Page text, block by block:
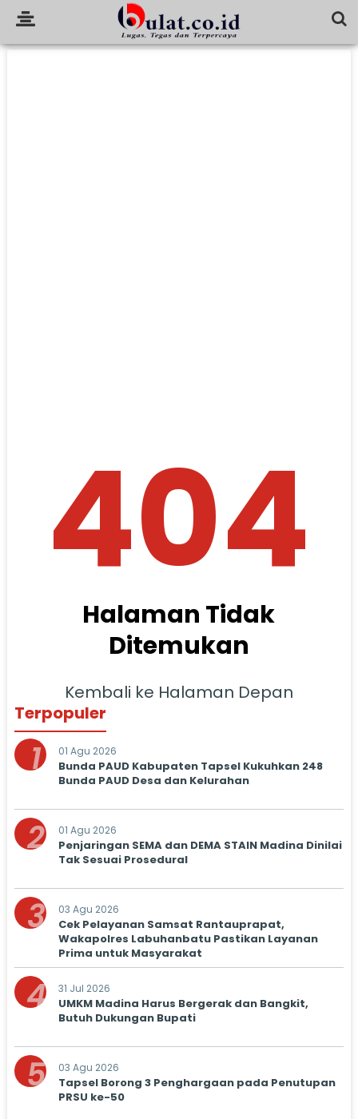
404
Halaman Tidak
Ditemukan
Kembali ke Halaman Depan
Terpopuler
1 01 Agu 2026
Bunda PAUD Kabupaten Tapsel Kukuhkan 248
Bunda PAUD Desa dan Kelurahan
2 01 Agu 2026
Penjaringan SEMA dan DEMA STAIN Madina Dinilai
Tak Sesuai Prosedural
3 03 Agu 2026
Cek Pelayanan Samsat Rantauprapat,
Wakapolres Labuhanbatu Pastikan Layanan
Prima untuk Masyarakat
4 31 Jul 2026
UMKM Madina Harus Bergerak dan Bangkit,
Butuh Dukungan Bupati
5 03 Agu 2026
Tapsel Borong 3 Penghargaan pada Penutupan
PRSU ke-50